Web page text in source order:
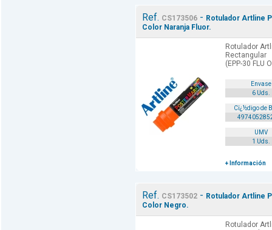
Ref. CS173506- Rotulador Artline
Color Naranja Fluor.
Rotulador
(EPP-30 FLU
Envase
6 Uds.
Cï¿½digo de
UMV
1 Uds.
+ Información
Ref. CS173502- Rotulador Artline
Color Negro.
Rotulador